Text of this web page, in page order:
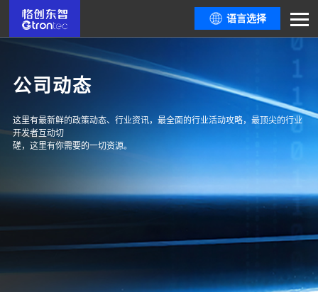
语言选择
公司动态
这里有最新鲜的政策动态、行业资讯，最全面的行业活动攻略，最顶尖的行业
开发者互动切
磋，这里有你需要的一切资源。